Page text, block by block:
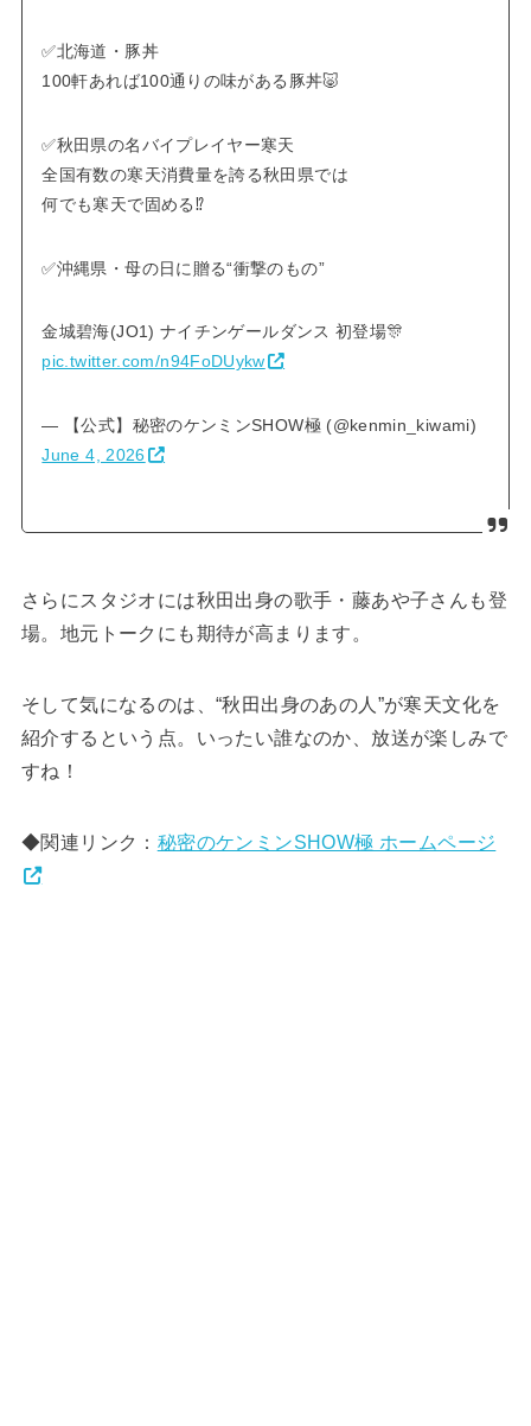
✅北海道・豚丼
100軒あれば100通りの味がある豚丼🐷
✅秋田県の名バイプレイヤー寒天
全国有数の寒天消費量を誇る秋田県では
何でも寒天で固める⁉️
✅沖縄県・母の日に贈る“衝撃のもの”
金城碧海(JO1) ナイチンゲールダンス 初登場🎊
pic.twitter.com/n94FoDUykw
— 【公式】秘密のケンミンSHOW極 (@kenmin_kiwami)
June 4, 2026
さらにスタジオには秋田出身の歌手・藤あや子さんも登
場。地元トークにも期待が高まります。
そして気になるのは、“秋田出身のあの人”が寒天文化を
紹介するという点。いったい誰なのか、放送が楽しみで
すね！
◆関連リンク： 秘密のケンミンSHOW極 ホームページ